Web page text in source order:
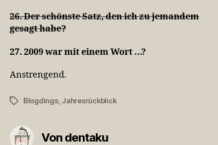
26. Der schönste Satz, den ich zu jemandem
gesagt habe?
27. 2009 war mit einem Wort …?
Anstrengend.
Schlagwörter
Blogdings, Jahresrückblick
Von dentaku